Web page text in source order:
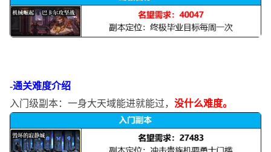
-通关难度介绍
入门级副本：一身大天域能进就能过， 没什么难度。